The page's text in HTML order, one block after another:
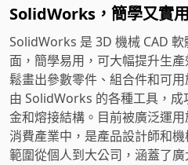
SolidWorks，簡學又實
SolidWorks 是 3D 機械 CAD
面，簡學易用，可大幅提升生
鬆畫出參數零件、組合件和可
由 SolidWorks 的各種工具，
金和熔接結構。目前被廣泛運
消費產業中，是產品設計師和
範圍從個人到大公司，涵蓋了廣